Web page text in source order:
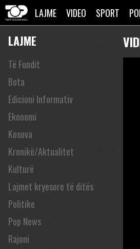
LAJME VIDEO SPORT
LAJME
Të Fundit
Bota
Edicioni Informativ
Ekonomi
Kosova
Kronikë/Aktualitet
Kulturë
Lajmet kryesore të ditës
Politike
Pop News
Rajoni